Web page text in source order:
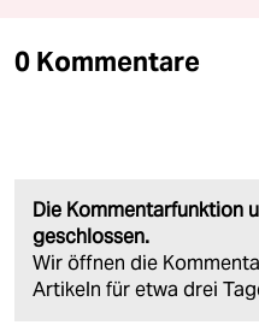
0 Kommentare
Die Kommentarfunktion
geschlossen.
Wir öffnen die
Artikeln für etwa drei